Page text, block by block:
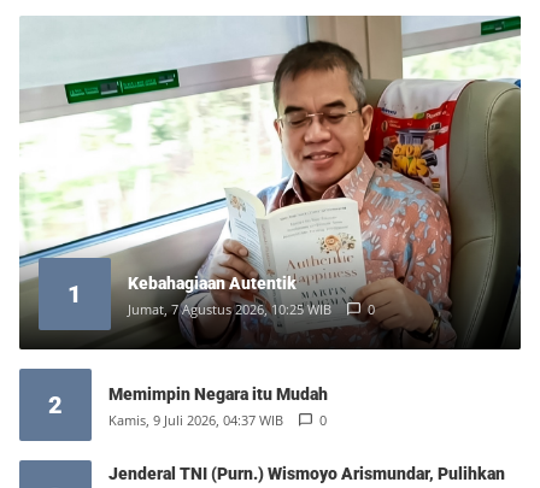
1 Kebahagiaan Autentik
Jumat, 7 Agustus 2026, 10:25 WIB 0
2 Memimpin Negara itu Mudah
Kamis, 9 Juli 2026, 04:37 WIB 0
Jenderal TNI (Purn.) Wismoyo Arismundar, Pulihkan